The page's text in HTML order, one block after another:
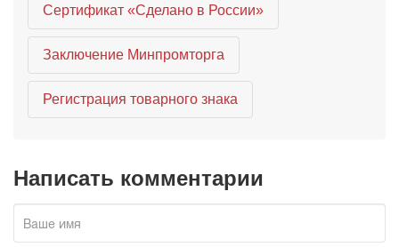
Сертификат «Сделано в России»
Заключение Минпромторга
Регистрация товарного знака
Написать комментарии